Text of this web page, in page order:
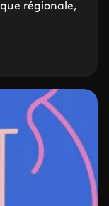
régionale,